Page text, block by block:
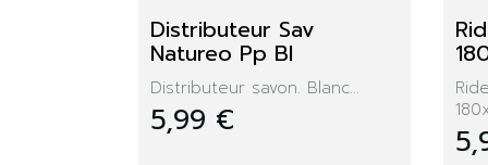
Distributeur Sav
Natureo Pp Bl
Distributeur savon. Blanc...
5,99 €